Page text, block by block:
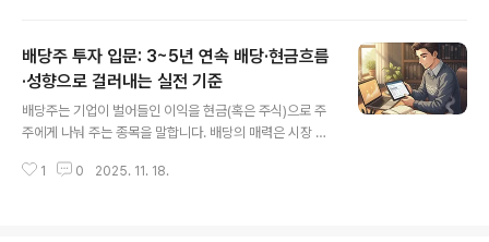
원금 보장과 유동성이 높은 수단부터 시작하고, 소액 적립
식으로 습관부터 만드는 게 가장 안전합니다.ETF·국채·적
금·CMA·금(골드)·리츠(REITs) 같은 기초 자산을 조합해
“수익성보다 생존성”을 우선하세요.자동이체와 분할매수,
이 이어갈 수 있습니다.■ 소액·안전 투자 5대 카테고리와
배당주 투자 입문: 3~5년 연속 배당·현금흐름
·성향으로 걸러내는 실전 기준
배당주는 기업이 벌어들인 이익을 현금(혹은 주식)으로 주
주에게 나눠 주는 종목을 말합니다. 배당의 매력은 시장 변
니다. 다만 숫자 하나(배당수익률)만 보고 접근하면 함정이
1 0 2025. 11. 18.